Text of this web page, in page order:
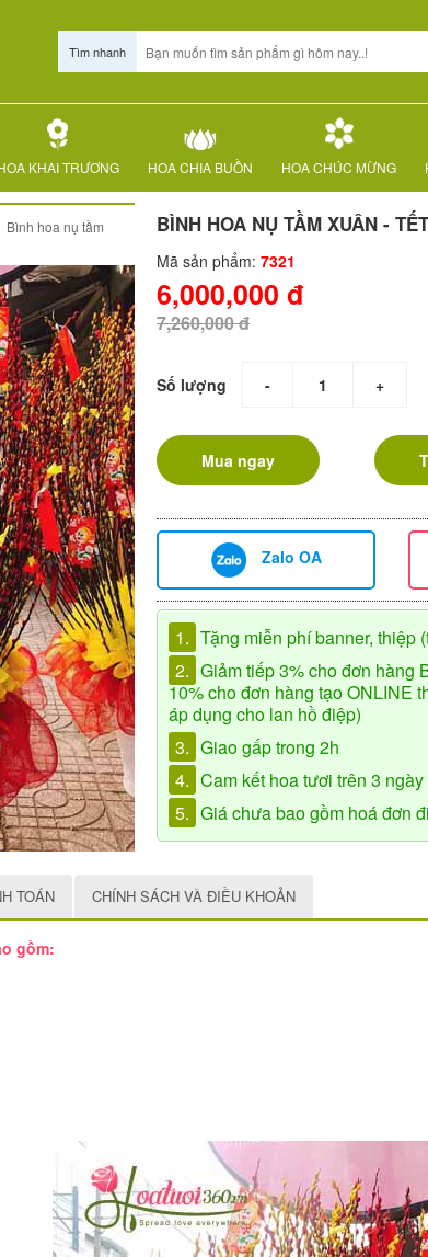
Tìm nhanh
KHAI TRƯƠNG HOA CHIA BUỒN HOA CHÚC MỪNG
Bình hoa nụ tầm
BÌNH HOA NỤ TẦM XUÂN -
Mã sản phẩm: 7321
6,000,000 đ
7,260,000 đ
Số lượng - +
Mua ngay
Zalo OA
1. Tặng miễn phí banner, thiệp
2. Giảm tiếp 3% cho đơn hàng
10% cho đơn hàng tạo ONLINE
áp dụng cho lan hồ điệp)
3. Giao gấp trong 2h
4. Cam kết hoa tươi trên 3 ngày
5. Giá chưa bao gồm hoá đơn
TOÁN CHÍNH SÁCH VÀ ĐIỀU KHOẢN
gồm: